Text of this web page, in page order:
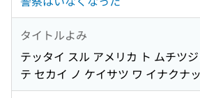
タイトルよみ
テッタイ スル アメリカ ト ムチツ
テ セカイ ノ ケイサツ ワ イナクナ